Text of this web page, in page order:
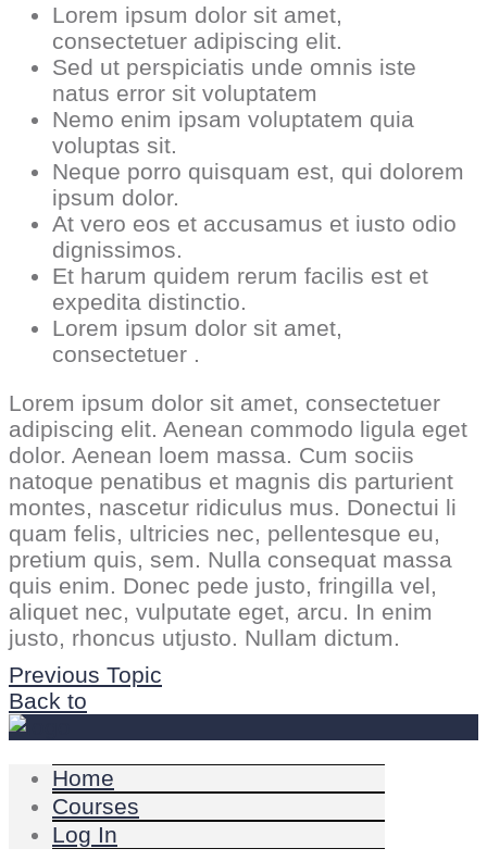
Lorem ipsum dolor sit amet,
consectetuer adipiscing elit.
Sed ut perspiciatis unde omnis iste
natus error sit voluptatem
Nemo enim ipsam voluptatem quia
voluptas sit.
Neque porro quisquam est, qui dolorem
ipsum dolor.
At vero eos et accusamus et iusto odio
dignissimos.
Et harum quidem rerum facilis est et
expedita distinctio.
Lorem ipsum dolor sit amet,
consectetuer .
Lorem ipsum dolor sit amet, consectetuer
adipiscing elit. Aenean commodo ligula eget
dolor. Aenean loem massa. Cum sociis
natoque penatibus et magnis dis parturient
montes, nascetur ridiculus mus. Donectui li
quam felis, ultricies nec, pellentesque eu,
pretium quis, sem. Nulla consequat massa
quis enim. Donec pede justo, fringilla vel,
aliquet nec, vulputate eget, arcu. In enim
justo, rhoncus utjusto. Nullam dictum.
Previous Topic
Back to
Home
Courses
Log In